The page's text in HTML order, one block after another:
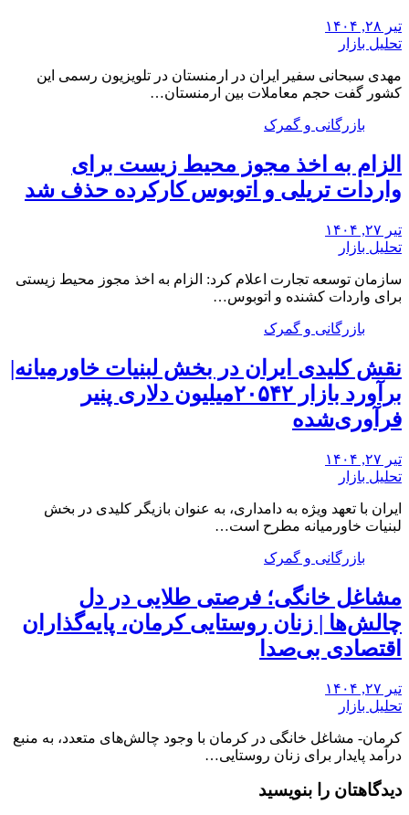
تیر ۲۸, ۱۴۰۴
تحلیل بازار
مهدی سبحانی سفیر ایران در ارمنستان در تلویزیون رسمی این
کشور گفت حجم معاملات بین ارمنستان…
بازرگانی و گمرک
الزام به اخذ مجوز محیط زیست برای
واردات تریلی و اتوبوس کارکرده حذف شد
تیر ۲۷, ۱۴۰۴
تحلیل بازار
سازمان توسعه تجارت اعلام کرد: الزام به اخذ مجوز محیط زیستی
برای واردات کشنده و اتوبوس…
بازرگانی و گمرک
نقش کلیدی ایران در بخش لبنیات خاورمیانه|
برآورد بازار ۲۰۵۴۲میلیون دلاری پنیر
فرآوری‌شده
تیر ۲۷, ۱۴۰۴
تحلیل بازار
ایران با تعهد ویژه به دامداری، به عنوان بازیگر کلیدی در بخش
لبنیات خاورمیانه مطرح است…
بازرگانی و گمرک
مشاغل خانگی؛ فرصتی طلایی در دل
چالش‌ها | زنان روستایی کرمان، پایه‌گذاران
اقتصادی بی‌صدا
تیر ۲۷, ۱۴۰۴
تحلیل بازار
کرمان- مشاغل خانگی در کرمان با وجود چالش‌های متعدد، به منبع
درآمد پایدار برای زنان روستایی…
دیدگاهتان را بنویسید